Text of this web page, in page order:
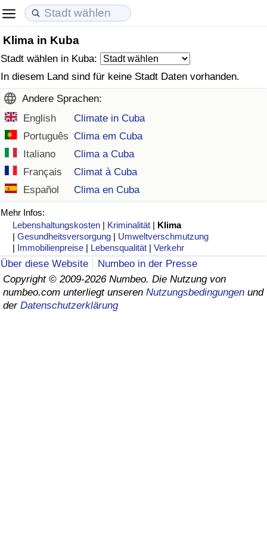
Klima in Kuba
Stadt wählen in Kuba:
In diesem Land sind für keine Stadt Daten vorhanden.
Andere Sprachen:
English
Climate in Cuba
Português Clima em Cuba
Italiano
Clima a Cuba
Français
Climat à Cuba
Español
Clima en Cuba
Mehr Infos:
Lebenshaltungskosten | Kriminalität | Klima
|Gesundheitsversorgung | Umweltverschmutzung
| Immobilienpreise | Lebensqualität |Verkehr
Über diese Website
Numbeo in der Presse
Copyright © 2009-2026 Numbeo. Die Nutzung von
numbeo.com unterliegt unseren Nutzungsbedingungen und
der Datenschutzerklärung
Lebenshaltungskosten
Lebenshaltungskosten-Index (aktuell)
Lebenshaltungskosten-Index
Lebenshaltungskosten-Index nach Land
in Akaba
Immobilienpreise
Immobilienpreis-Index (aktuell)
Immobilienpreis-Index
Immobilienpreis-Index nach Land
Lebensqualität
Lebensqualität-Index
Lebensqualität-Index (aktuell)
Lebensqualitätsindex nach Land
Kriminalität
Kriminalitäts-Index (aktuell)
Kriminalitäts-Index
Kriminalitätsindex nach Land
Gesundheitsversorgung